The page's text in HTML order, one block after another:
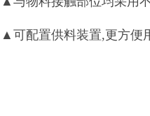
▲可配置供料装置,更方便